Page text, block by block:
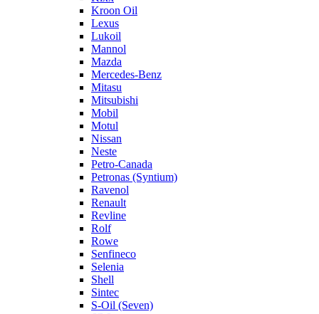
Kroon Oil
Lexus
Lukoil
Mannol
Mazda
Mercedes-Benz
Mitasu
Mitsubishi
Mobil
Motul
Nissan
Neste
Petro-Canada
Petronas (Syntium)
Ravenol
Renault
Revline
Rolf
Rowe
Senfineco
Selenia
Shell
Sintec
S-Oil (Seven)